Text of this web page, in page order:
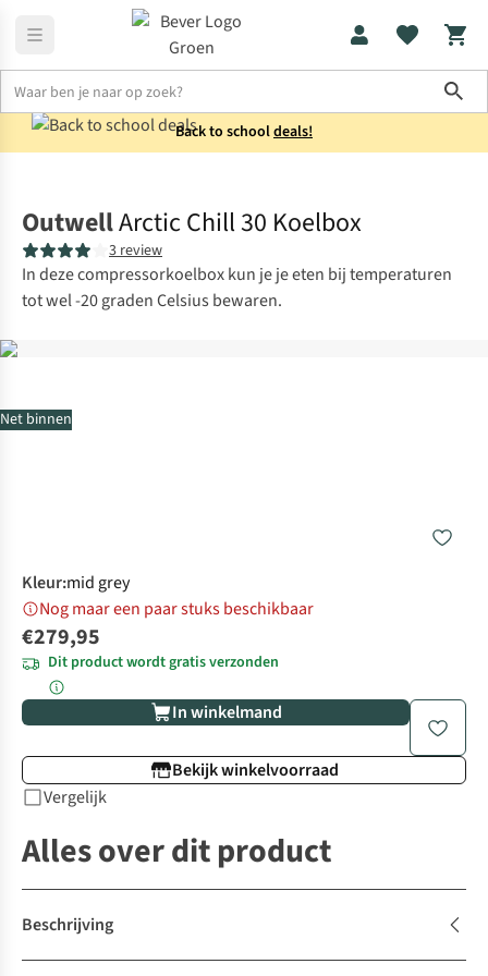
Back to schooldeals!
Net binnen
OutwellArctic Chill 30 Koelbox
3 review
In deze compressorkoelbox kun je je eten bij temperaturen
tot wel -20 graden Celsius bewaren.
Kleur:mid grey
Nog maar een paar stuks beschikbaar
€279,95
Dit product wordt gratis verzonden
In winkelmand
Bekijk winkelvoorraad
Vergelijk
Alles over dit product
Beschrijving